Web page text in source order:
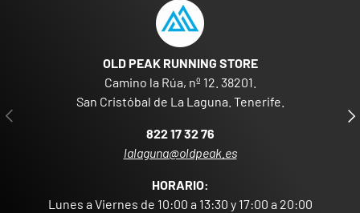
ANTERIOR
OLD PEAK RUNNING STORE
Camino la Rúa, nº 12. 38201.
San Cristóbal de La Laguna. Tenerife.
822 17 32 76
lalaguna@oldpeak.es
HORARIO:
Lunes a Viernes de 10:00 a 13:30 y 17:00 a 20:00